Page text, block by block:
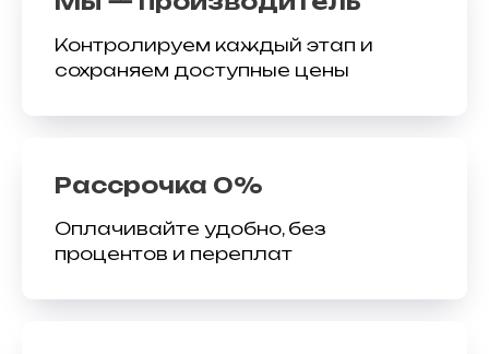
Контролируем каждый этап и
сохраняем доступные цены
Рассрочка 0%
Оплачивайте удобно, без
процентов и переплат